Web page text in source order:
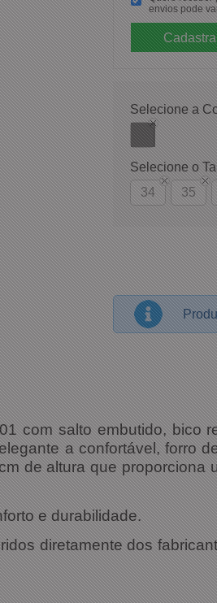
envios pode
Selecione a
Selecione o
34
35
com salto embutido, bico
a confortável, forro
de altura que proporciona
e durabilidade.
diretamente dos